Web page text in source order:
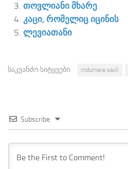
თოვლიანი მხარე
კაცი, რომელიც იცინის
ლევიათანი
საკვანძო სიტყვები: mdumare saxli
Subscribe